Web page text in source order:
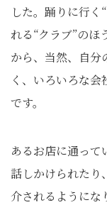
した。踊りに行く
れる“クラブ”のほ
から、当然、自分
く、いろいろな
です。
あるお店に通って
話しかけられたり
介されるようにな